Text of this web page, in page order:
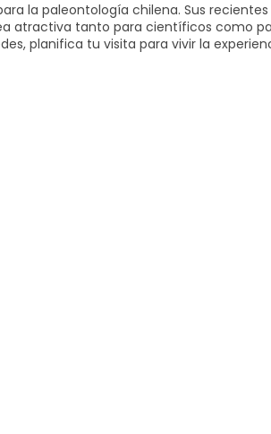
la paleontología chilena. Sus
atractiva tanto para científicos como
planifica tu visita para vivir la